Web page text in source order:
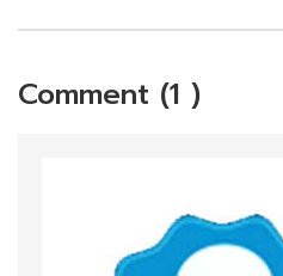
Comment (1 )